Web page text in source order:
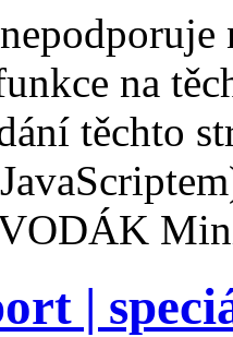
na
těchto
|